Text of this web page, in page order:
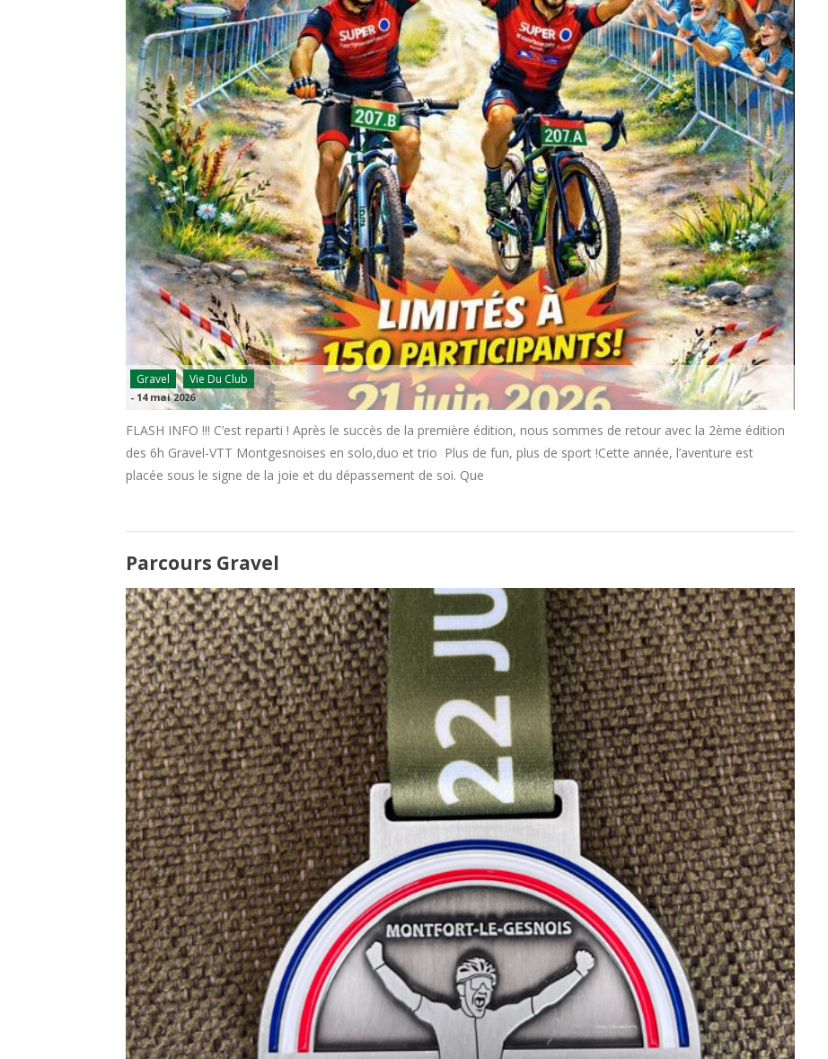
Gravel Vie Du Club
- 14 mai 2026
FLASH INFO !!! C’est reparti ! Après le succès de la première édition, nous sommes de retour avec la 2ème édition
des 6h Gravel-VTT Montgesnoises en solo,duo et trio Plus de fun, plus de sport !Cette année, l’aventure est
placée sous le signe de la joie et du dépassement de soi. Que
Parcours Gravel